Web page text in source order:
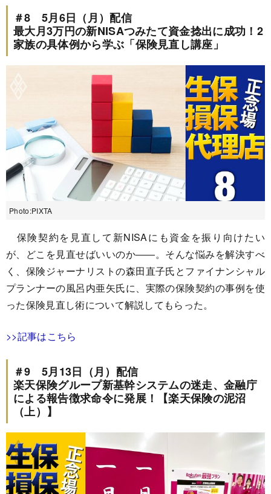
＃8 5月6日（月）配信
最大月3万円の新NISAつみたて資金捻出に成功！2
家族の具体例から学ぶ「保険見直し講座」
Photo:PIXTA
保険契約を見直して新NISAにも資金を振り向けたい
が、どこを見直せばいいのか――。そんな悩みを解決すべ
く、保険ジャーナリストの森田直子氏とファイナンシャル
プランナーの風呂内亜矢氏に、実際の保険契約の事例を使
った保険見直し術について解説してもらった。
>>記事はこちら
＃9 5月13日（月）配信
楽天保険グループ新基幹システムの迷走、金融庁
による報告徴求命令に発展！【楽天保険の泥沼
（上）】